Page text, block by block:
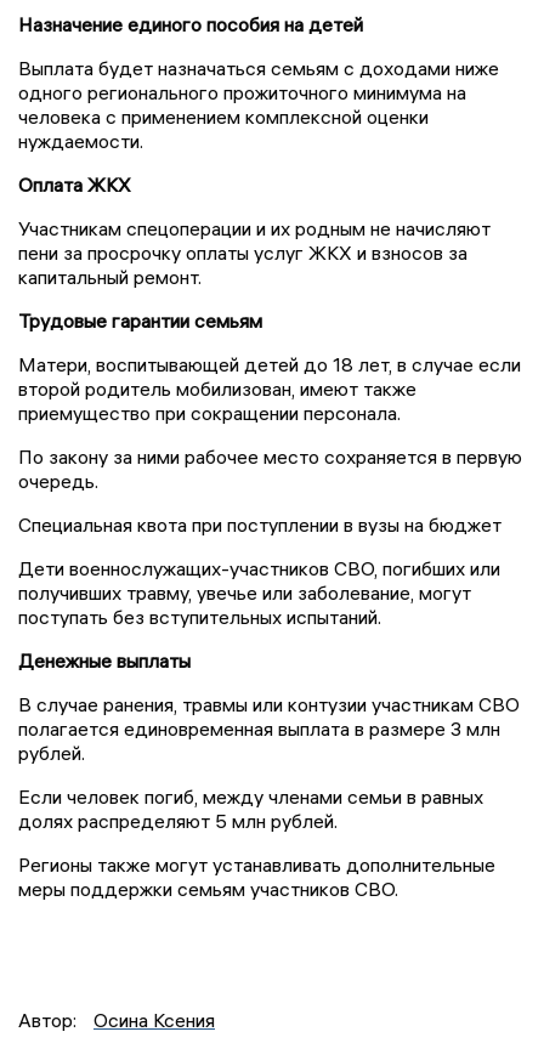
Назначение единого пособия на детей
Выплата будет назначаться семьям с доходами ниже
одного регионального прожиточного минимума на
человека с применением комплексной оценки
нуждаемости.
Оплата ЖКХ
Участникам спецоперации и их родным не начисляют
пени за просрочку оплаты услуг ЖКХ и взносов за
капитальный ремонт.
Трудовые гарантии семьям
Матери, воспитывающей детей до 18 лет, в случае если
второй родитель мобилизован, имеют также
приемущество при сокращении персонала.
По закону за ними рабочее место сохраняется в первую
очередь.
Специальная квота при поступлении в вузы на бюджет
Дети военнослужащих-участников СВО, погибших или
получивших травму, увечье или заболевание, могут
поступать без вступительных испытаний.
Денежные выплаты
В случае ранения, травмы или контузии участникам СВО
полагается единовременная выплата в размере 3 млн
рублей.
Если человек погиб, между членами семьи в равных
долях распределяют 5 млн рублей.
Регионы также могут устанавливать дополнительные
меры поддержки семьям участников СВО.
Автор: Осина Ксения